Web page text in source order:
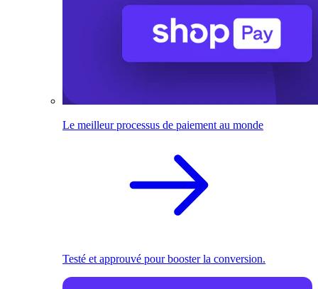
Le meilleur processus de paiement au monde
Testé et approuvé pour booster la conversion.